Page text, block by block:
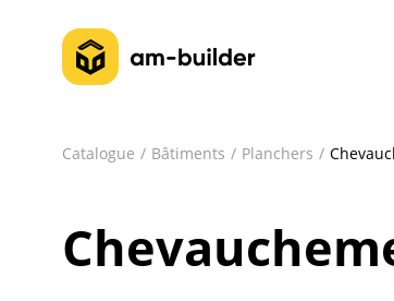
Catalogue Bâtiments Planchers